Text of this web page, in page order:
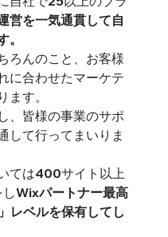
営を一気通貫して自
ろんのこと、お客様
に合わせたマーケテ
ます。
、皆様の事業のサポ
して行ってまいりま
ては400サイト以上
Wixパートナー最高
レベルを保有してし